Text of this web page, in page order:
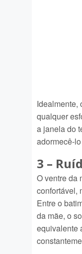
Idealmente,
qualquer
a janela do
adormecê-
3 –
O ventre da
confortável,
Entre o
da mãe, o
equivalente